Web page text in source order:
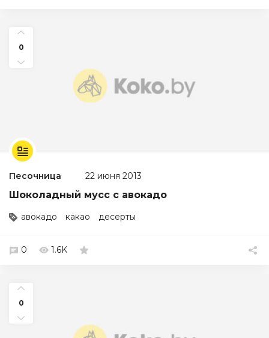
0
Песочница 22 июня 2013
Шоколадный мусс с авокадо
авокадо какао десерты
0 1.6K
0